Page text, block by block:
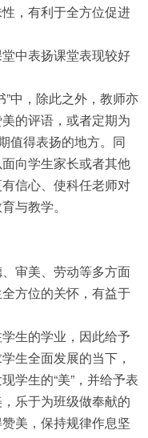
，有利于全方位促进
中表扬课堂表现较好
中，除此之外，教师亦
的评语，或者定期为
值得表扬的地方。同
向学生家长或者其他
信心、使科任老师对
与教学。
审美、劳动等多方面
方位的关怀，有益于
生的学业，因此给予
生全面发展的当下，
学生的“美”，并给予表
乐于为班级做奉献的
美，保持规律作息坚